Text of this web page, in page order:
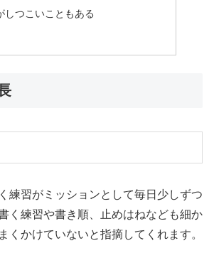
しつこいこともある
練習がミッションとして毎日少しずつ
く練習や書き順、止めはねなども細か
くかけていないと指摘してくれます。